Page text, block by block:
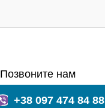
Позвоните нам
+38 097 474 84 88